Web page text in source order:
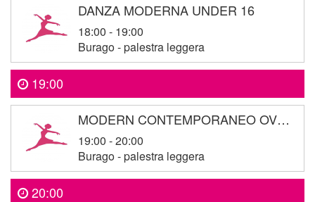
DANZA MODERNA UNDER 16
18:00 - 19:00
Burago - palestra leggera
19:00
MODERN CONTEMPORANEO OVER16
19:00 - 20:00
Burago - palestra leggera
20:00